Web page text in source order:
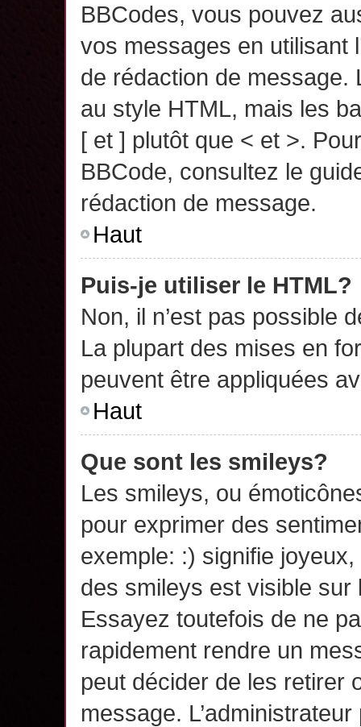
BBCodes, vous pouvez
vos messages en utilisant
de rédaction de message.
au style HTML, mais les
[ et ] plutôt que < et >.
BBCode, consultez le
rédaction de message.
Haut
Puis-je utiliser le HTML?
Non, il n’est pas possible
La plupart des mises en
peuvent être appliquées
Haut
Que sont les smileys?
Les smileys, ou
pour exprimer des
exemple: :) signifie
des smileys est visible
Essayez toutefois de ne
rapidement rendre un
peut décider de les retirer
message.